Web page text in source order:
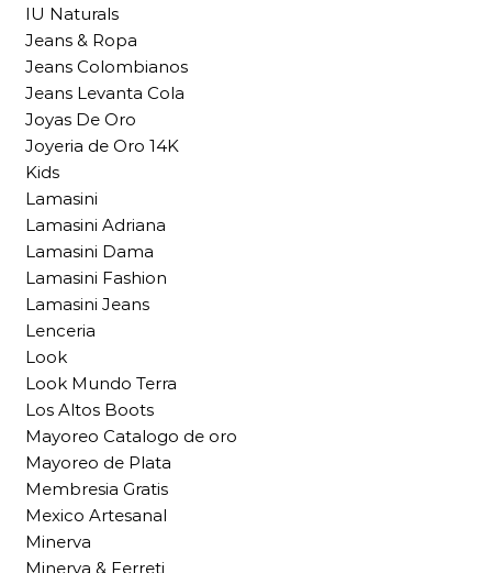
IU Naturals
Jeans & Ropa
Jeans Colombianos
Jeans Levanta Cola
Joyas De Oro
Joyeria de Oro 14K
Kids
Lamasini
Lamasini Adriana
Lamasini Dama
Lamasini Fashion
Lamasini Jeans
Lenceria
Look
Look Mundo Terra
Los Altos Boots
Mayoreo Catalogo de oro
Mayoreo de Plata
Membresia Gratis
Mexico Artesanal
Minerva
Minerva & Ferreti